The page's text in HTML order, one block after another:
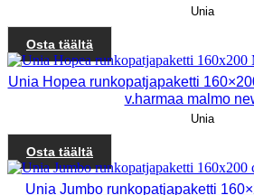
Unia
Osta täältä
Unia Hopea runkopatjapaketti
v.harmaa malmo
Unia
Osta täältä
Unia Jumbo runkopatjapaketti